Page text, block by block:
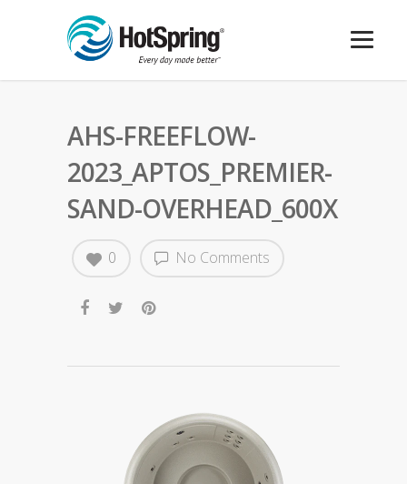
AHS-FREEFLOW-
2023_APTOS_PREMIER-
SAND-OVERHEAD_600X
No Comments
0